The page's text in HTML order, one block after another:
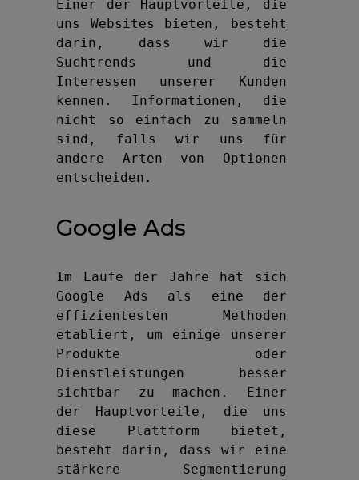
Einer der Hauptvorteile, die
uns Websites bieten, besteht
darin, dass wir die
Suchtrends und die
Interessen unserer Kunden
kennen. Informationen, die
nicht so einfach zu sammeln
sind, falls wir uns für
andere Arten von Optionen
entscheiden.
Google Ads
Im Laufe der Jahre hat sich
Google Ads als eine der
effizientesten Methoden
etabliert, um einige unserer
Produkte oder
Dienstleistungen besser
sichtbar zu machen. Einer
der Hauptvorteile, die uns
diese Plattform bietet,
besteht darin, dass wir eine
stärkere Segmentierung